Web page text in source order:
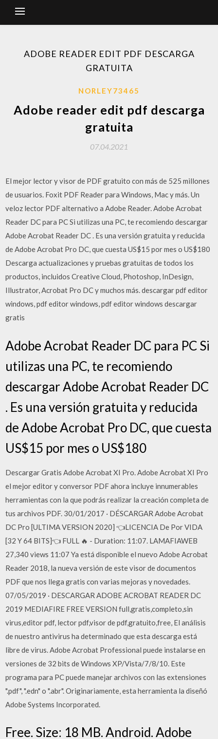
ADOBE READER EDIT PDF DESCARGA
GRATUITA
NORLEY73465
Adobe reader edit pdf descarga
gratuita
07.04.2021
El mejor lector y visor de PDF gratuito con más de 525 millones
de usuarios. Foxit PDF Reader para Windows, Mac y más. Un
veloz lector PDF alternativo a Adobe Reader. Adobe Acrobat
Reader DC para PC Si utilizas una PC, te recomiendo descargar
Adobe Acrobat Reader DC . Es una versión gratuita y reducida
de Adobe Acrobat Pro DC, que cuesta US$15 por mes o US$180
Descarga actualizaciones y pruebas gratuitas de todos los
productos, incluidos Creative Cloud, Photoshop, InDesign,
Illustrator, Acrobat Pro DC y muchos más. descargar pdf editor
windows, pdf editor windows, pdf editor windows descargar
gratis
Adobe Acrobat Reader DC para PC Si
utilizas una PC, te recomiendo
descargar Adobe Acrobat Reader DC
. Es una versión gratuita y reducida
de Adobe Acrobat Pro DC, que cuesta
US$15 por mes o US$180
Descargar Gratis Adobe Acrobat XI Pro. Adobe Acrobat XI Pro
el mejor editor y conversor PDF ahora incluye innumerables
herramientas con la que podrás realizar la creación completa de
tus archivos PDF. 30/01/2017 · DÉSCARGAR Adobe Acrobat
DC Pro [ULTIMA VERSION 2020] 👈LICENCIA De Por VIDA
[32 Y 64 BITS]👈 FULL 🔥 - Duration: 11:07. LAMAFIAWEB
27,340 views 11:07 Ya está disponible el nuevo Adobe Acrobat
Reader 2018, la nueva versión de este visor de documentos
PDF que nos llega gratis con varias mejoras y novedades.
07/05/2019 · DESCARGAR ADOBE ACROBAT READER DC
2019 MEDIAFIRE FREE VERSION full,gratis,completo,sin
virus,editor pdf, lector pdf,visor de pdf,gratuito,free, El análisis
de nuestro antivirus ha determinado que esta descarga está
libre de virus. Adobe Acrobat Professional puede instalarse en
versiones de 32 bits de Windows XP/Vista/7/8/10. Este
programa para PC puede manejar archivos con las extensiones
".pdf", ".edn" o ".abr". Originariamente, esta herramienta la diseñó
Adobe Systems Incorporated.
Free. Size: 18 MB. Android. Adobe